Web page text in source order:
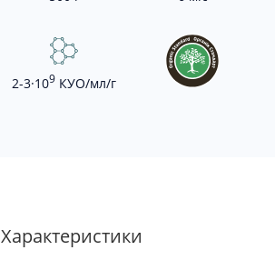
2-3·109 КУО/мл/г
Характеристики